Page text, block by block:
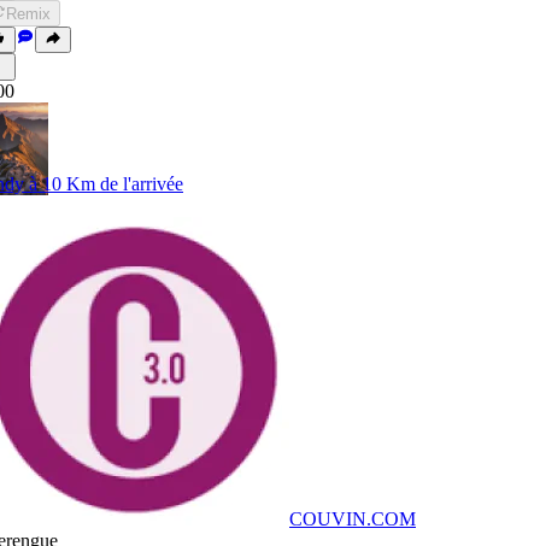
Remix
à 10 Km de l'arrivée
COUVIN.COM